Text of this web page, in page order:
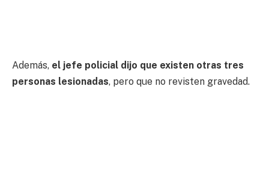
Además, el jefe policial dijo que existen otras tres
personas lesionadas, pero que no revisten gravedad.